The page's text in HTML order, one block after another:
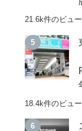
21.6k件のビュー
18.4k件のビュー